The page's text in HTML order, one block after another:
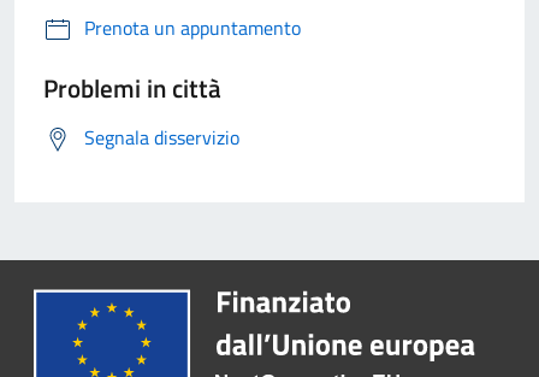
Prenota un appuntamento
Problemi in città
Segnala disservizio